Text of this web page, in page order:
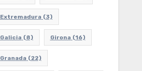
Extremadura (3)
Galicia (8) Girona (16)
Granada (22)